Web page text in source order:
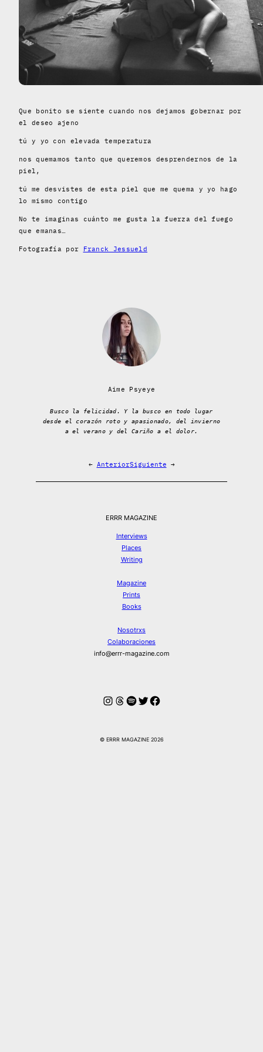
Que bonito se siente cuando nos dejamos gobernar por
el deseo ajeno
tú y yo con elevada temperatura
nos quemamos tanto que queremos desprendernos de la
piel,
tú me desvistes de esta piel que me quema y yo hago
lo mismo contigo
No te imaginas cuánto me gusta la fuerza del fuego
que emanas…
Fotografía por Franck Jessueld
Aime Psyeye
Busco la felicidad. Y la busco en todo lugar
desde el corazón roto y apasionado, del invierno
a el verano y del Cariño a el dolor.
← AnteriorSiguiente →
ERRR MAGAZINE
Interviews
Places
Writing
Magazine
Prints
Books
Nosotrxs
Colaboraciones
info@errr-magazine.com
Instagram
Hilos
Spotify
Twitter
Facebook
© ERRR MAGAZINE 2026